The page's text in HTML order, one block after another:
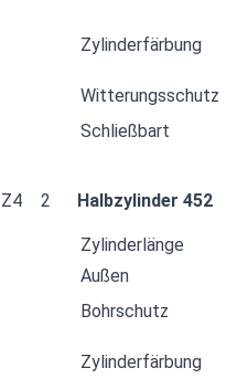
Zylinderfärbung
Witterungsschutz
Schließbart
Z4 2 Halbzylinder 452
Zylinderlänge
Außen
Bohrschutz
Zylinderfärbung